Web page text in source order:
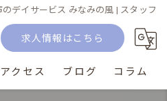
デイサービス みなみの風 | スタッフ
求人情報はこちら
アクセス ブログ コラム